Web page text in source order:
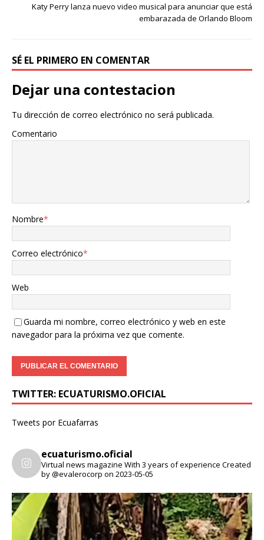
Katy Perry lanza nuevo video musical para anunciar que está
embarazada de Orlando Bloom
SÉ EL PRIMERO EN COMENTAR
Dejar una contestacion
Tu dirección de correo electrónico no será publicada.
Comentario
Nombre*
Correo electrónico*
Web
Guarda mi nombre, correo electrónico y web en este
navegador para la próxima vez que comente.
TWITTER: ECUATURISMO.OFICIAL
Tweets por Ecuafarras
ecuaturismo.oficial
Virtual news magazine With 3 years of experience Created
by @evalerocorp on 2023-05-05